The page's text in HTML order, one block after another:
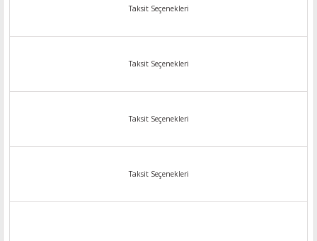
Taksit Seçenekleri
Taksit Seçenekleri
Taksit Seçenekleri
Taksit Seçenekleri